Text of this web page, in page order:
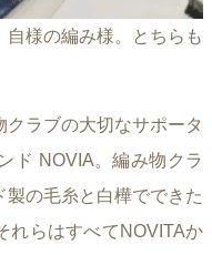
様の編み様。とちらも
ラブの大切なサポータ
ド NOVIA。編み物クラ
の毛糸と白樺でできた
れらはすべてNOVITAか